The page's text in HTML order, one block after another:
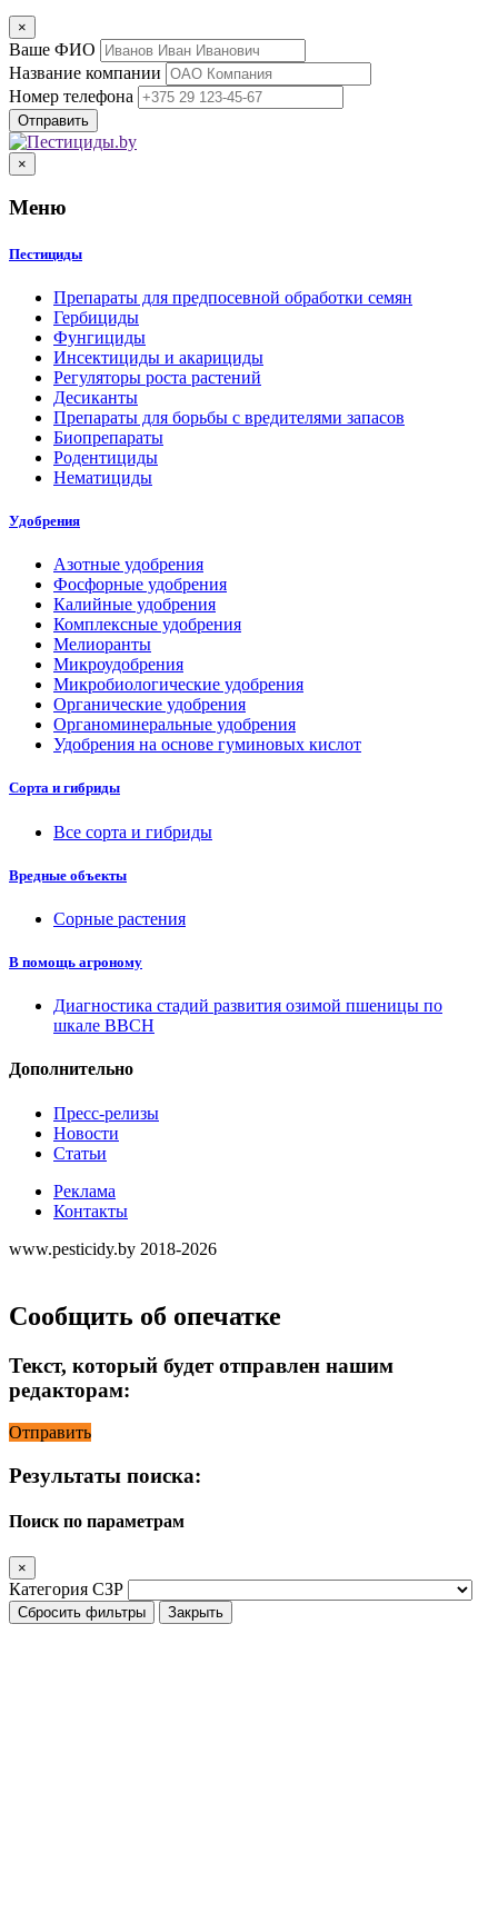
×
Ваше ФИО
Название компании
Номер телефона
×
Меню
Пестициды
Препараты для предпосевной обработки семян
Гербициды
Фунгициды
Инсектициды и акарициды
Регуляторы роста растений
Десиканты
Препараты для борьбы с вредителями запасов
Биопрепараты
Родентициды
Нематициды
Удобрения
Азотные удобрения
Фосфорные удобрения
Калийные удобрения
Комплексные удобрения
Мелиоранты
Микроудобрения
Микробиологические удобрения
Органические удобрения
Органоминеральные удобрения
Удобрения на основе гуминовых кислот
Сорта и гибриды
Все сорта и гибриды
Вредные объекты
Сорные растения
В помощь агроному
Диагностика стадий развития озимой пшеницы по
шкале ВВСН
Дополнительно
Пресс-релизы
Новости
Статьи
Реклама
Контакты
www.pesticidy.by 2018-2026
Сообщить об опечатке
Текст, который будет отправлен нашим
редакторам:
Отправить
Результаты поиска:
Поиск по параметрам
×
Категория СЗР
Сбросить фильтры Закрыть